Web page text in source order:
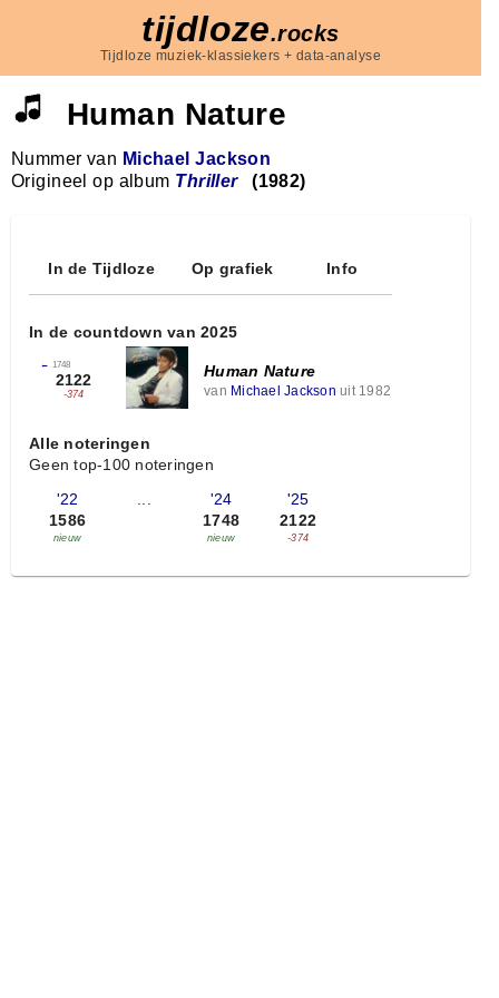
tijdloze.rocks
Tijdloze muziek-klassiekers + data-analyse
Human Nature
Nummer van Michael Jackson
Origineel op album Thriller (1982)
In de Tijdloze Op grafiek Info
In de countdown van 2025
← 1748
2122
-374
Human Nature
van Michael Jackson uit 1982
Alle noteringen
Geen top-100 noteringen
'22
1586
nieuw
...
'24
1748
nieuw
'25
2122
-374